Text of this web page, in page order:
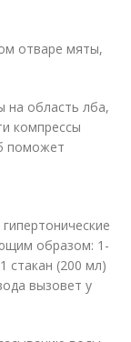
отваре мяты,
на область лба,
компрессы
поможет
образом: 1-
стакан (200 мл)
вызовет у